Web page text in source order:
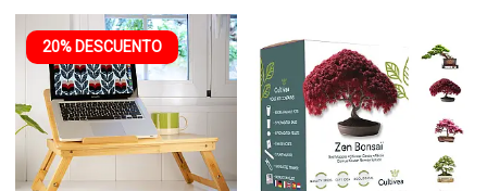
20% DESCUENTO